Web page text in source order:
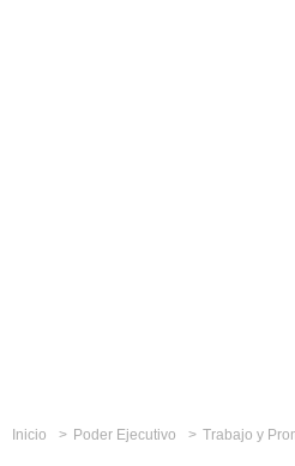
Inicio Poder Ejecutivo Trabajo y